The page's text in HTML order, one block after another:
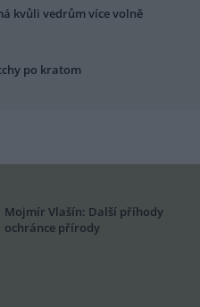
kvůli vedrům více volně
po kratom
Mojmír Vlašín: Další příhody
ochránce přírody